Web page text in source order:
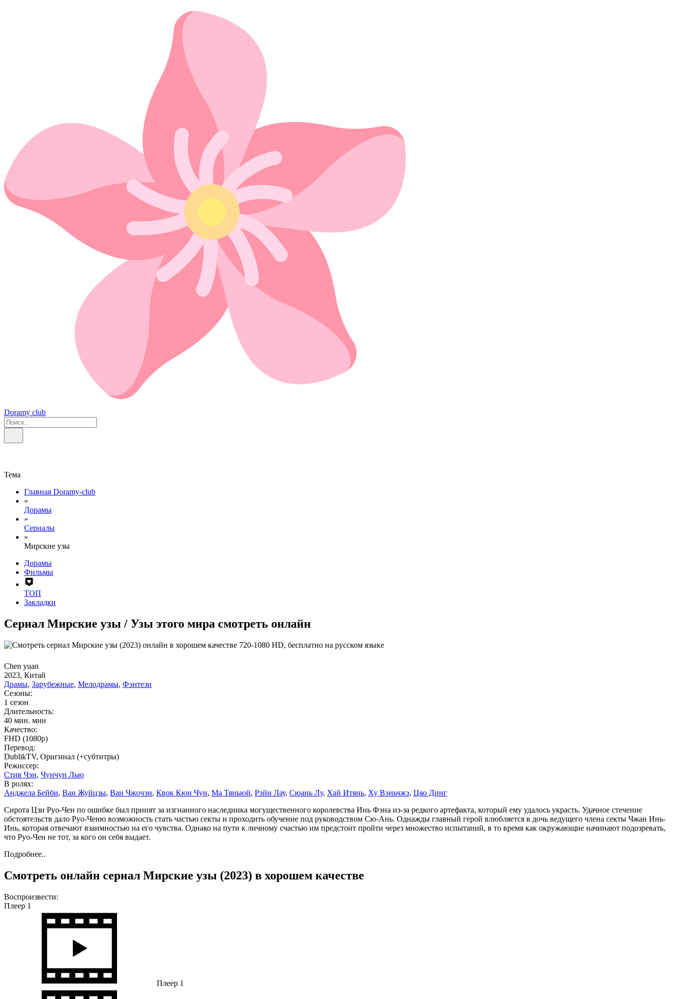
Doramy club
Тема
Главная Doramy-club
»
Дорамы
»
Сериалы
»
Мирские узы
Дорамы
Фильмы
ТОП
Закладки
Сериал Мирские узы / Узы этого мира смотреть онлайн
Chen yuan
2023, Китай
Драмы, Зарубежные, Мелодрамы, Фэнтези
Сезоны:
1 сезон
Длительность:
40 мин. мин
Качество:
FHD (1080p)
Перевод:
DublikTV, Оригинал (+субтитры)
Режиссер:
Стив Чэн, Чунчун Лью
В ролях:
Анджела Бейби, Ван Жуйцзы, Ван Чжочэн, Квок Кюн Чун, Ма Тяньюй, Рэйн Лау, Сюань Лу, Хай Итянь, Ху Вэньчжэ, Цяо Динг
Сирота Цзи Руо-Чен по ошибке был принят за изгнанного наследника могущественного королевства Инь Фэна из-за редкого артефакта, который ему удалось украсть. Удачное стечение
обстоятельств дало Руо-Ченю возможность стать частью секты и проходить обучение под руководством Сю-Ань. Однажды главный герой влюбляется в дочь ведущего члена секты Чжан Инь-
Инь, которая отвечают взаимностью на его чувства. Однако на пути к личному счастью им предстоит пройти через множество испытаний, в то время как окружающие начинают подозревать,
что Руо-Чен не тот, за кого он себя выдает.
Подробнее..
Смотреть онлайн сериал Мирские узы (2023) в хорошем качестве
Воспроизвести:
Плеер 1
Плеер 1